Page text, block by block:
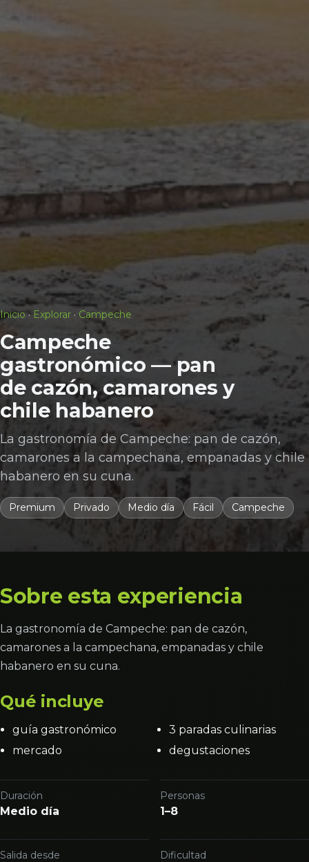
Inicio· Explorar · Campeche
Campeche
gastronómico — pan
de cazón, camarones y
chile habanero
La gastronomía de Campeche: pan de cazón,
camarones a la campechana, empanadas y chile
habanero en su cuna.
Premium Privado Medio día Fácil Campeche
Sobre esta experiencia
La gastronomía de Campeche: pan de cazón,
camarones a la campechana, empanadas y chile
habanero en su cuna.
Qué incluye
guía gastronómico
mercado
3 paradas culinarias
degustaciones
Duración
Medio día
Personas
1–8
Salida desde Dificultad